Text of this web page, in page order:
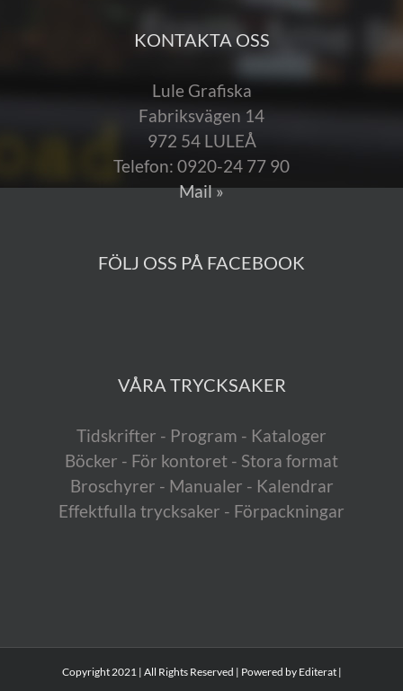
KONTAKTA OSS
Lule Grafiska
Fabriksvägen 14
972 54 LULEÅ
Telefon: 0920-24 77 90
Mail »
FÖLJ OSS PÅ FACEBOOK
VÅRA TRYCKSAKER
Tidskrifter - Program - Kataloger
Böcker - För kontoret - Stora format
Broschyrer - Manualer - Kalendrar
Effektfulla trycksaker - Förpackningar
Copyright 2021 | All Rights Reserved | Powered by Editerat|